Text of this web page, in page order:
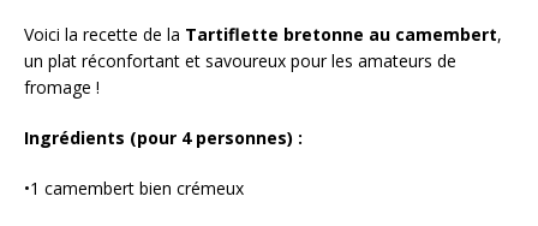
Voici la recette de la Tartiflette bretonne au camembert,
un plat réconfortant et savoureux pour les amateurs de
fromage !
Ingrédients (pour 4 personnes) :
•1 camembert bien crémeux